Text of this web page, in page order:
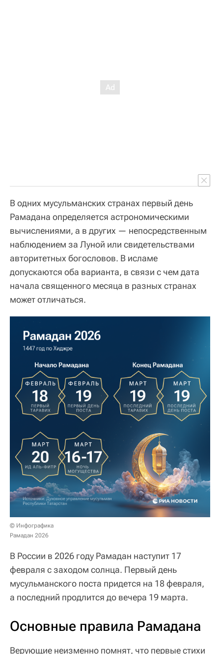
В одних мусульманских странах первый день
Рамадана определяется астрономическими
вычислениями, а в других — непосредственным
наблюдением за Луной или свидетельствами
авторитетных богословов. В исламе
допускаются оба варианта, в связи с чем дата
начала священного месяца в разных странах
может отличаться.
© Инфографика
Рамадан 2026
В России в 2026 году Рамадан наступит 17
февраля с заходом солнца. Первый день
мусульманского поста придется на 18 февраля,
а последний продлится до вечера 19 марта.
Основные правила Рамадана
Верующие неизменно помнят, что первые стихи